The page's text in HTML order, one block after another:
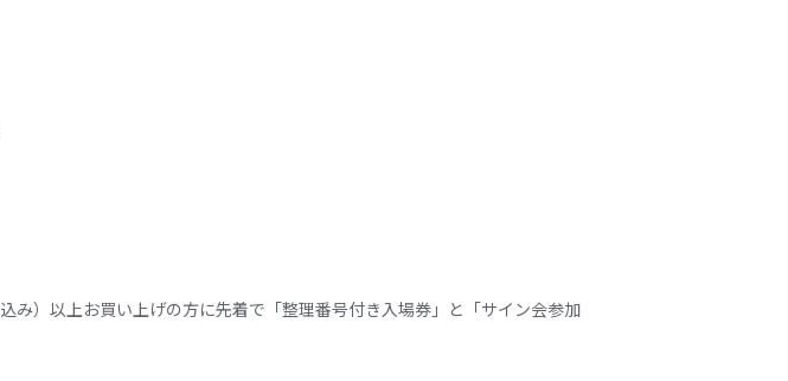
込み）以上お買い上げの方に先着で「整理番号付き入場券」と「サイン会参加